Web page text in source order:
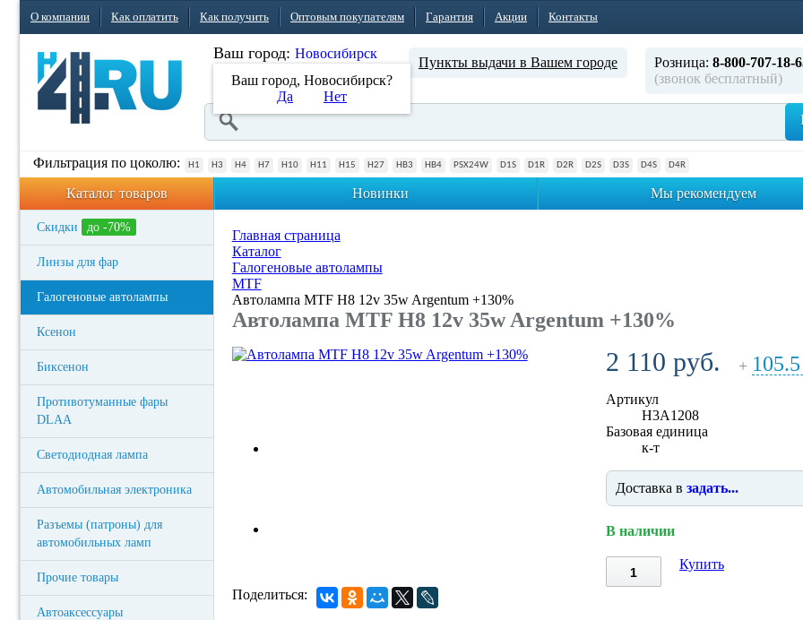
О компании Как оплатить Как получить Оптовым покупателям Гарантия Акции Контакты
Ваш город: Новосибирск
Ваш город, Новосибирск?
Да
Нет
Пункты выдачи в Вашем городе Розница: 8-800-707-18-
(звонок бесплатный)
Фильтрация по цоколю: H1 H3 H4 H7 H10 H11 H15 H27 HB3 HB4 PSX24W D1S D1R D2R D2S D3S D4S D4R
Каталог товаров Новинки Мы рекомендуем
Скидки до -70%
Линзы для фар
Галогеновые автолампы
Ксенон
Биксенон
Противотуманные фары
DLAA
Светодиодная лампа
Автомобильная электроника
Разъемы (патроны) для
автомобильных ламп
Прочие товары
Автоаксессуары
Главная страница
Каталог
Галогеновые автолампы
MTF
Автолампа MTF H8 12v 35w Argentum +130%
Автолампа MTF H8 12v 35w Argentum +130%
2 110 руб. + 105.5
Артикул
H3A1208
Базовая единица
к-т
Доставка в задать...
В наличии
Купить
Поделиться: